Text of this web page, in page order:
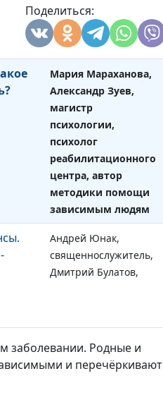
Поделиться:
центра, автор
методики помощи
зависимым людям
Мария Мараханова,
Александр Зуев,
магистр
психологии,
психолог
реабилитационного
центра, автор
методики помощи
зависимым людям
Андрей Юнак,
священнослужитель,
Дмитрий Булатов,
бизнесмен
заболевании. Родные и
и перечёркивают